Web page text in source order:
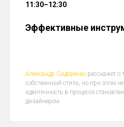
11:30–12:30
Эффективные
Александр Сидоренко расскажет о
собственный стиль, но при этом
идентичность в процессе
дизайнером.